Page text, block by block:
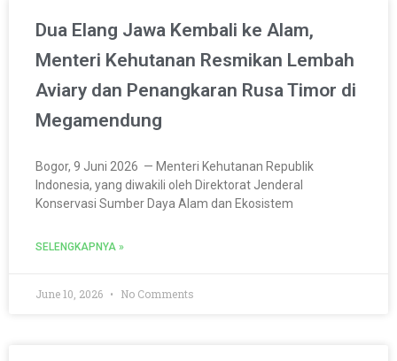
Dua Elang Jawa Kembali ke Alam,
Menteri Kehutanan Resmikan Lembah
Aviary dan Penangkaran Rusa Timor di
Megamendung
Bogor, 9 Juni 2026 — Menteri Kehutanan Republik
Indonesia, yang diwakili oleh Direktorat Jenderal
Konservasi Sumber Daya Alam dan Ekosistem
SELENGKAPNYA »
June 10, 2026 No Comments